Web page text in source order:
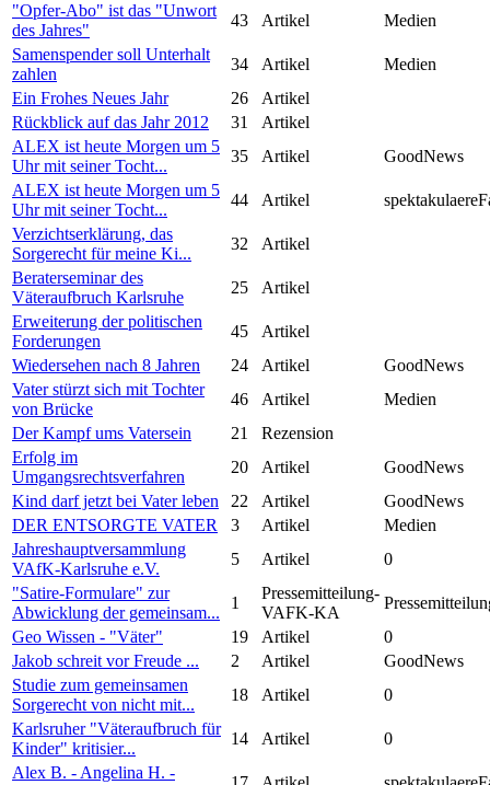
"Opfer-Abo" ist das "Unwort
des Jahres"
43 Artikel
Medien
Samenspender soll Unterhalt
zahlen
34 Artikel
Medien
Ein Frohes Neues Jahr
26
Artikel
Rückblick auf das Jahr 2012
31
Artikel
ALEX ist heute Morgen um 5
Uhr mit seiner Tocht...
35 Artikel
GoodNews
ALEX ist heute Morgen um 5
Uhr mit seiner Tocht...
44 Artikel
Verzichtserklärung, das
Sorgerecht für meine Ki...
32
Artikel
Beraterseminar des
Väteraufbruch Karlsruhe
25
Artikel
Erweiterung der politischen
Forderungen
45
Artikel
Wiedersehen nach 8 Jahren
24 Artikel
GoodNews
Vater stürzt sich mit Tochter
von Brücke
46 Artikel
Medien
Der Kampf ums Vatersein
21
Rezension
Erfolg im
Umgangsrechtsverfahren
20 Artikel
GoodNews
Kind darf jetzt bei Vater leben
22 Artikel
GoodNews
DER ENTSORGTE VATER
3 Artikel
Medien
Jahreshauptversammlung
VAfK-Karlsruhe e.V.
5 Artikel
0
"Satire-Formulare" zur
Abwicklung der gemeinsam...
1
Pressemitteilung-
VAFK-KA
Geo Wissen - "Väter"
19 Artikel
0
Jakob schreit vor Freude ...
2 Artikel
GoodNews
Studie zum gemeinsamen
Sorgerecht von nicht mit...
18 Artikel
0
Karlsruher "Väteraufbruch für
Kinder" kritisier...
14 Artikel
0
Alex B. - Angelina H. -